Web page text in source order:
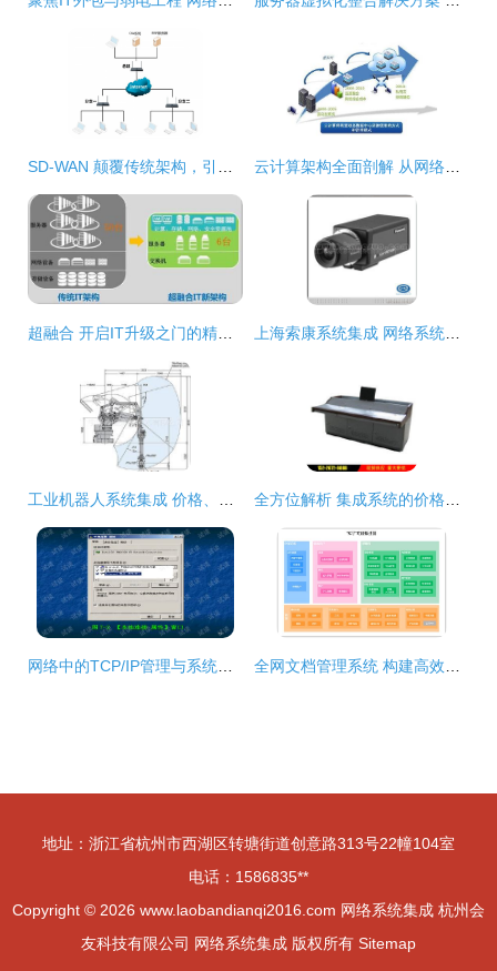
地址：浙江省杭州市西湖区转塘街道创意路313号22幢104室
电话：1586835**
Copyright © 2026 www.laobandianqi2016.com 网络系统集成 杭州会
友科技有限公司 网络系统集成 版权所有 Sitemap